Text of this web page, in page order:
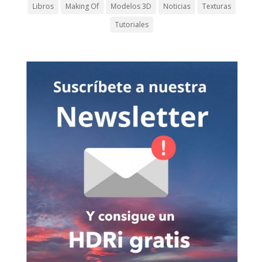
Libros
Making Of Modelos 3D Noticias
Texturas
Tutoriales